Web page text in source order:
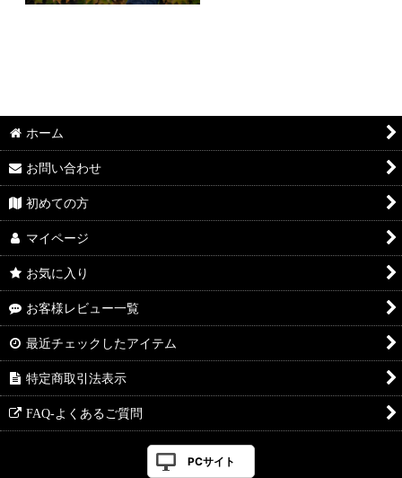
ホーム
お問い合わせ
初めての方
マイページ
お気に入り
お客様レビュー一覧
最近チェックしたアイテム
特定商取引法表示
FAQ-よくあるご質問
PCサイト